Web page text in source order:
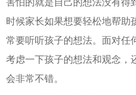
害怕的就是自己的想法没有得
时候家长如果想要轻松地帮助
常要听听孩子的想法。面对任
考虑一下孩子的想法和观念，
会非常不错。